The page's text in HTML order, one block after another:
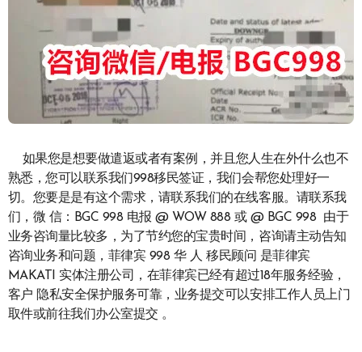
如果您是想要做遣返或者有案例，并且您人生在外什么也不
熟悉，您可以联系我们998移民签证，我们会帮您处理好一
切。您要是是有这个需求，请联系我们的在线客服。请联系我
们，微 信：BGC 998 电报 @ WOW 888 或 @ BGC 998 由于
业务咨询量比较多，为了节约您的宝贵时间，咨询请主动告知
咨询业务和问题，菲律宾 998 华 人 移民顾问 是菲律宾
MAKATI 实体注册公司，在菲律宾已经有超过18年服务经验，
客户 隐私安全保护服务可靠，业务提交可以安排工作人员上门
取件或前往我们办公室提交 。